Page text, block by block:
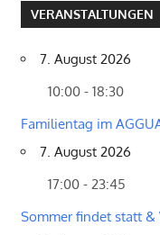
VERANSTALTUNGEN
7. August 2026
10:00 - 18:30
Familientag im
7. August 2026
17:00 - 23:45
Sommer findet statt &